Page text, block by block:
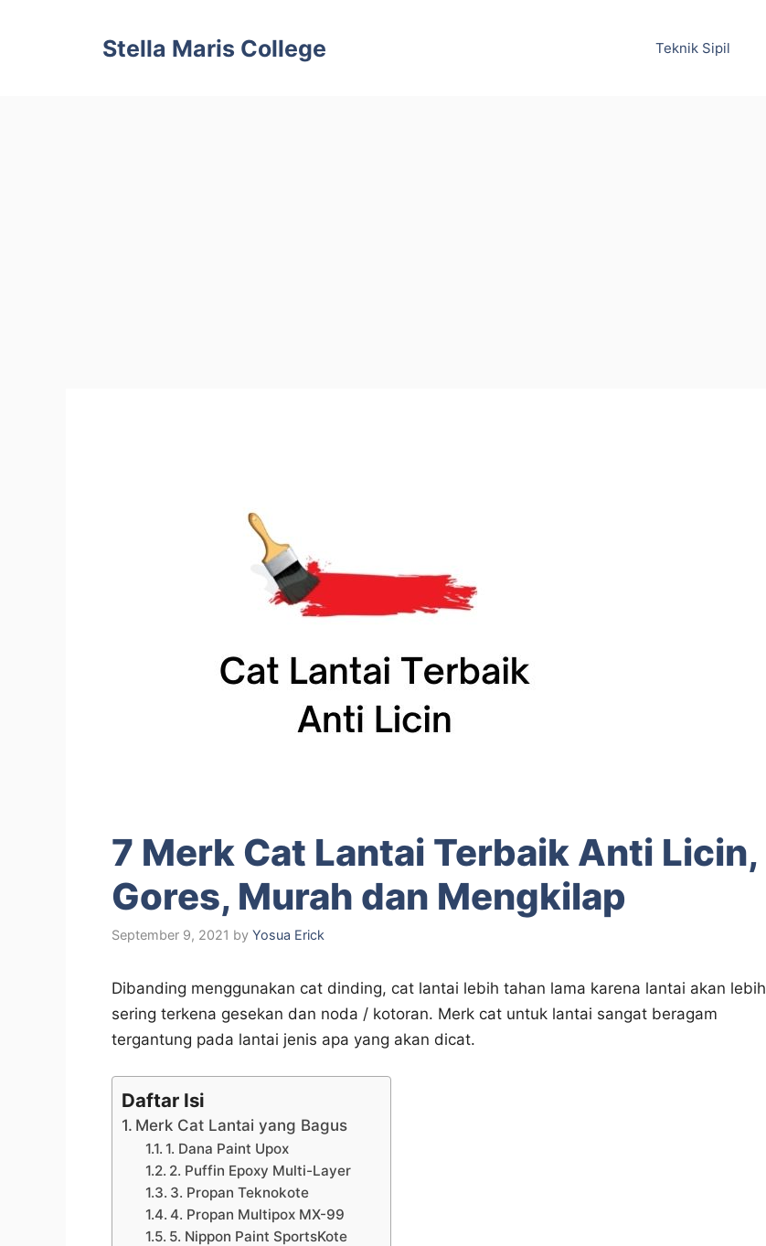
Stella Maris College Teknik Sipil
7 Merk Cat Lantai Terbaik Anti Licin,
Gores, Murah dan Mengkilap
September 9, 2021 by Yosua Erick
Dibanding menggunakan cat dinding, cat lantai lebih tahan lama karena lantai akan lebih
sering terkena gesekan dan noda / kotoran. Merk cat untuk lantai sangat beragam
tergantung pada lantai jenis apa yang akan dicat.
Daftar Isi
Merk Cat Lantai yang Bagus
1. Dana Paint Upox
2. Puffin Epoxy Multi-Layer
3. Propan Teknokote
4. Propan Multipox MX-99
5. Nippon Paint SportsKote